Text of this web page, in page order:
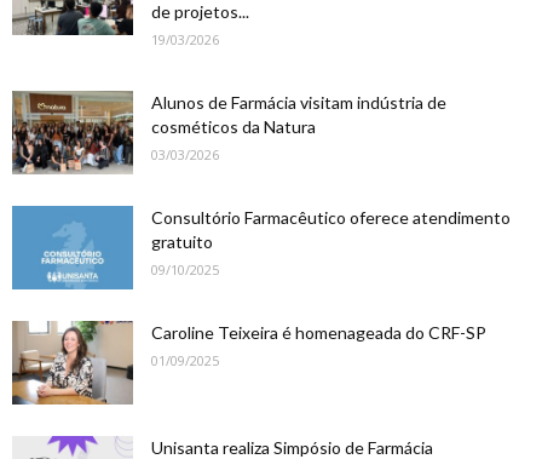
de projetos...
19/03/2026
Alunos de Farmácia visitam indústria de
cosméticos da Natura
03/03/2026
Consultório Farmacêutico oferece atendimento
gratuito
09/10/2025
Caroline Teixeira é homenageada do CRF-SP
01/09/2025
Unisanta realiza Simpósio de Farmácia